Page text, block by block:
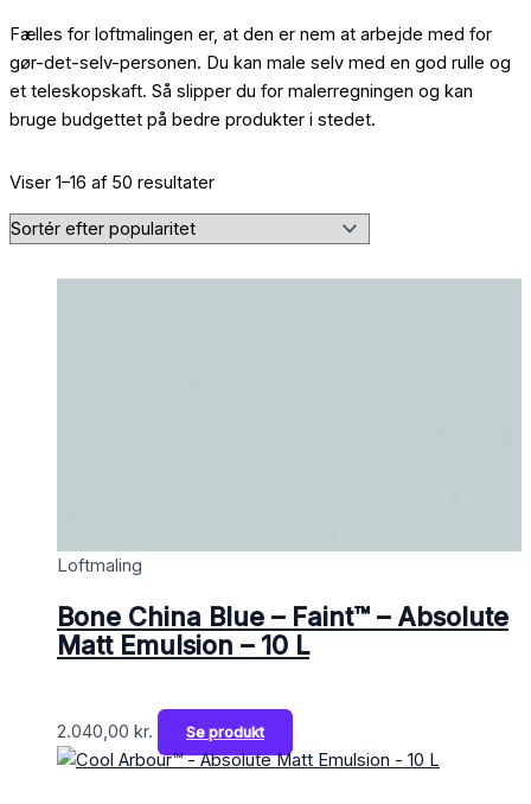
Fælles for loftmalingen er, at den er nem at arbejde med for
gør-det-selv-personen. Du kan male selv med en god rulle og
et teleskopskaft. Så slipper du for malerregningen og kan
bruge budgettet på bedre produkter i stedet.
Viser 1–16 af 50 resultater
Loftmaling
Bone China Blue – Faint™ – Absolute
Matt Emulsion – 10 L
2.040,00 kr. Se produkt